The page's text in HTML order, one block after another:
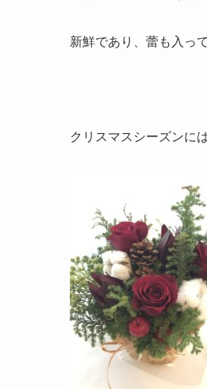
新鮮であり、蕾も入っ
クリスマスシーズンに